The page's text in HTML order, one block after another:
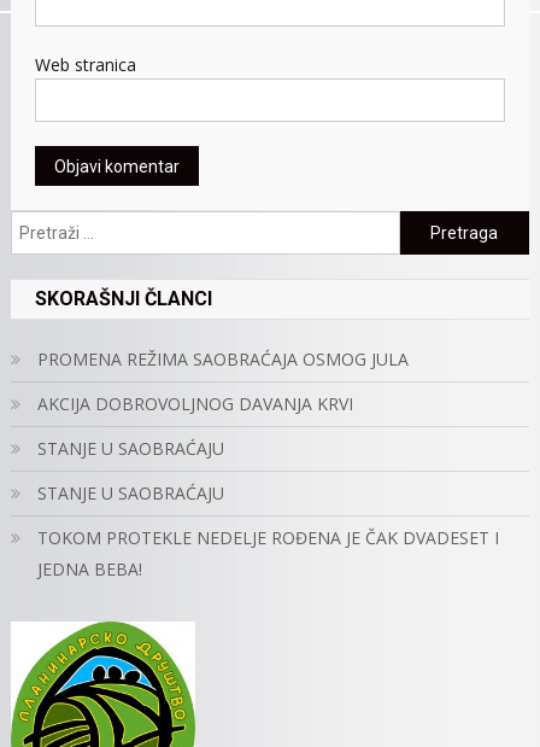
Web stranica
Pretraga:
SKORAŠNJI ČLANCI
PROMENA REŽIMA SAOBRAĆAJA OSMOG JULA
AKCIJA DOBROVOLJNOG DAVANJA KRVI
STANJE U SAOBRAĆAJU
STANJE U SAOBRAĆAJU
TOKOM PROTEKLE NEDELJE ROĐENA JE ČAK DVADESET I
JEDNA BEBA!